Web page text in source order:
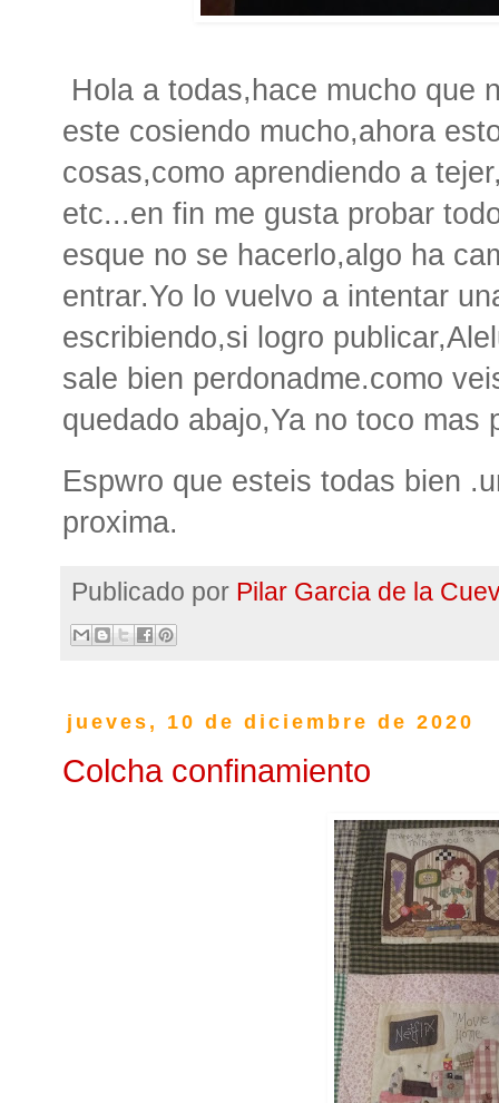
Hola a todas,hace mucho que
este cosiendo mucho,ahora
cosas,como aprendiendo a
etc...en fin me gusta probar
esque no se hacerlo,algo ha
entrar.Yo lo vuelvo a intentar
escribiendo,si logro
sale bien perdonadme.como
quedado abajo,Ya no toco mas
Espwro que esteis todas bien
proxima.
Publicado por Pilar Garcia de la
jueves, 10 de diciembre de 2020
Colcha confinamiento